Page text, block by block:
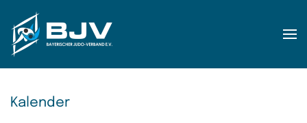
Zum Hauptinhalt springen
Kalender